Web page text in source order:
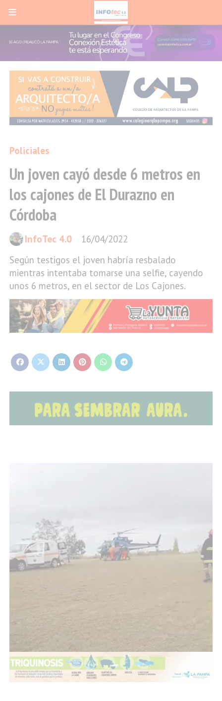
Un joven cayó desde 6 metros en
los cajones de El Durazno en
Córdoba
Según testigos el joven habría resbalado
mientras intentaba tomarse una selfie, cayendo
unos 6 metros, en el sector de Los Cajones.
Policiales
16/04/2022
InfoTec 4.0